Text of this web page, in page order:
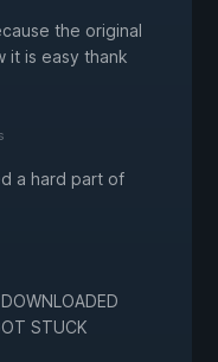
the original
it is easy thank
a hard part of
STUCK